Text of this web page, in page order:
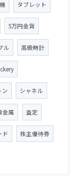
タブレット
5万円金貨
ル 高級時計
ン シャネル
金属 査定
ド 株主優待券